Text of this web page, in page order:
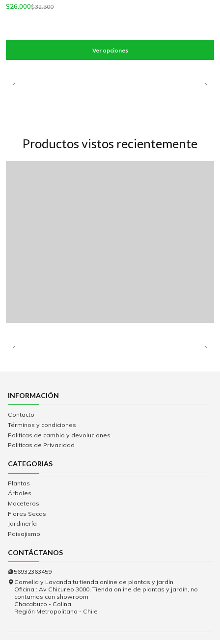
$26.000$32.500
Ver opciones
Productos vistos recientemente
INFORMACIÓN
Contacto
Términos y condiciones
Politicas de cambio y devoluciones
Politicas de Privacidad
CATEGORIAS
Plantas
Árboles
Maceteros
Flores Secas
Jardinería
Paisajismo
CONTÁCTANOS
56932363459
Camelia y Lavanda tu tienda online de plantas y jardín
Oficina : Av Chicureo 3000, Tienda online de plantas y jardín, no
contamos con showroom
Chacabuco - Colina
Región Metropolitana - Chile